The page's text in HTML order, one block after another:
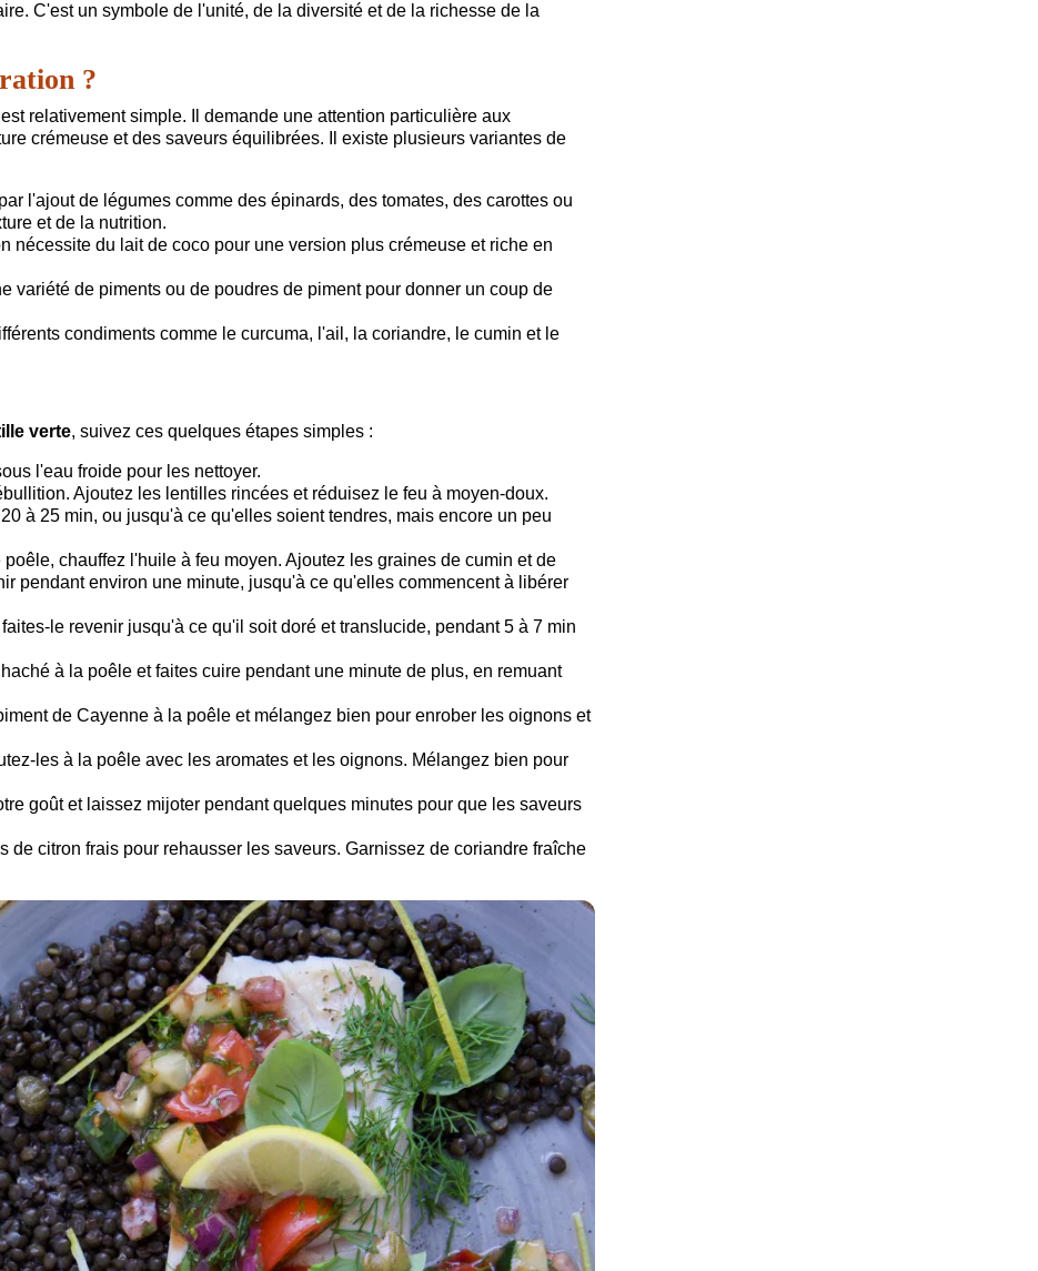
C'est un symbole de l'unité, de la diversité et de la richesse de la
?
est relativement simple. Il demande une attention particulière aux
crémeuse et des saveurs équilibrées. Il existe plusieurs variantes de
l'ajout de légumes comme des épinards, des tomates, des carottes ou
et de la nutrition.
nécessite du lait de coco pour une version plus crémeuse et riche en
variété de piments ou de poudres de piment pour donner un coup de
condiments comme le curcuma, l'ail, la coriandre, le cumin et le
verte, suivez ces quelques étapes simples :
l'eau froide pour les nettoyer.
Ajoutez les lentilles rincées et réduisez le feu à moyen-doux.
à 25 min, ou jusqu'à ce qu'elles soient tendres, mais encore un peu
chauffez l'huile à feu moyen. Ajoutez les graines de cumin et de
pendant environ une minute, jusqu'à ce qu'elles commencent à libérer
le revenir jusqu'à ce qu'il soit doré et translucide, pendant 5 à 7 min
à la poêle et faites cuire pendant une minute de plus, en remuant
de Cayenne à la poêle et mélangez bien pour enrober les oignons et
les à la poêle avec les aromates et les oignons. Mélangez bien pour
goût et laissez mijoter pendant quelques minutes pour que les saveurs
de citron frais pour rehausser les saveurs. Garnissez de coriandre fraîche